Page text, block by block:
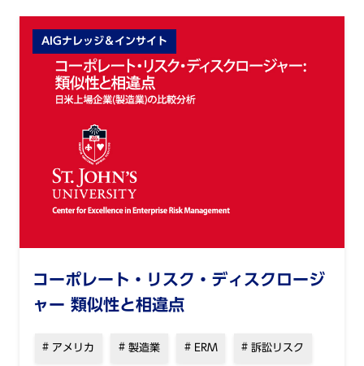
AIGナレッジ＆インサイト
コーポレート・リスク・ディスクロージ
ャー 類似性と相違点
アメリカ 製造業 ERM 訴訟リスク